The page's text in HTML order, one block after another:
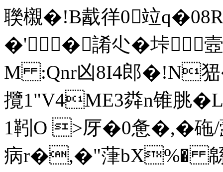
聫櫬�!B酨徉0竝
�'�誵尐�垰▍
M :Qnr凶8I4郎�!N
攬1"V4ME3粦n锥
1靷O >厊�0惫�,�
病r�,�"葏bX%� 緜